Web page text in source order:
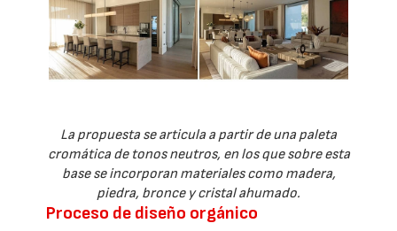
La propuesta se articula a partir de una paleta
cromática de tonos neutros, en los que sobre esta
base se incorporan materiales como madera,
piedra, bronce y cristal ahumado.
Proceso de diseño orgánico